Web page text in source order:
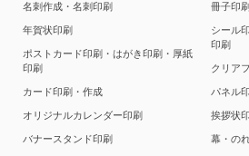
名刺作成・名刺印刷
年賀状印刷
ポストカード印刷・はがき印刷・厚紙
印刷
カード印刷・作成
オリジナルカレンダー印刷
バナースタンド印刷
冊子印
シール
印刷
クリア
パネル
挨拶状
幕・の